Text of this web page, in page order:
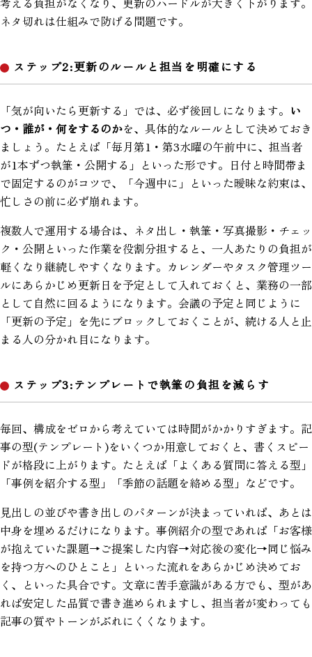
ネタ切れは仕組みで防げる問題です。
ステップ2:更新のルールと担当を明確にする
「気が向いたら更新する」では、必ず後回しになります。 い
つ・誰が・何をするのかを、具体的なルールとして決めておき
ましょう。たとえば「毎月第1・第3水曜の午前中に、担当者
が1本ずつ執筆・公開する」といった形です。日付と時間帯ま
で固定するのがコツで、「今週中に」といった曖昧な約束は、
忙しさの前に必ず崩れます。
複数人で運用する場合は、ネタ出し・執筆・写真撮影・チェッ
ク・公開といった作業を役割分担すると、一人あたりの負担が
軽くなり継続しやすくなります。カレンダーやタスク管理ツー
ルにあらかじめ更新日を予定として入れておくと、業務の一部
として自然に回るようになります。会議の予定と同じように
「更新の予定」を先にブロックしておくことが、続ける人と止
まる人の分かれ目になります。
ステップ3:テンプレートで執筆の負担を減らす
毎回、構成をゼロから考えていては時間がかかりすぎます。記
事の型(テンプレート)をいくつか用意しておくと、書くスピー
ドが格段に上がります。たとえば「よくある質問に答える型」
「事例を紹介する型」「季節の話題を絡める型」などです。
見出しの並びや書き出しのパターンが決まっていれば、あとは
中身を埋めるだけになります。事例紹介の型であれば「お客様
が抱えていた課題→ご提案した内容→対応後の変化→同じ悩み
を持つ方へのひとこと」といった流れをあらかじめ決めてお
く、といった具合です。文章に苦手意識がある方でも、型があ
れば安定した品質で書き進められますし、担当者が変わっても
記事の質やトーンがぶれにくくなります。